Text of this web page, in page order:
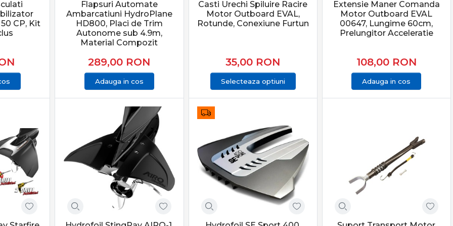
la coroziune și impact.
un motor de putere mică-medie (până în 50CP) pentru bărci utilitare de pescuit sau o uzină de forță (60CP - 200CP -
un bass boat rapid, în această categorie găsești kitul de stabilizare compatibil. De la modele cu montaj clasic (cu
inovatoare fără găurire, accesoriile noastre asigură o instalare rigidă, sigură și o compatibilitate perfectă cu placa
la standarde de competiție și domină apele cu soluțiile din gama ProAngler!
CP, Kit
Flapsuri Automate
Ambarcatiuni HydroPlane
HD800, Placi de Trim
Autonome sub 4.9m,
Material Compozit
289,00 RON
Adauga in cos
Casti Urechi Spiluire Racire
Motor Outboard EVAL,
Rotunde, Conexiune Furtun
35,00 RON
Selecteaza optiuni
Extensie Maner Comanda
Motor Outboard EVAL
00647, Lungime 60cm,
Prelungitor Acceleratie
108,00 RON
Adauga in cos